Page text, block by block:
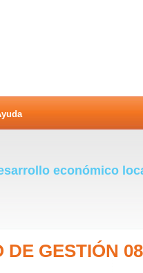
económico
DE GESTIÓN